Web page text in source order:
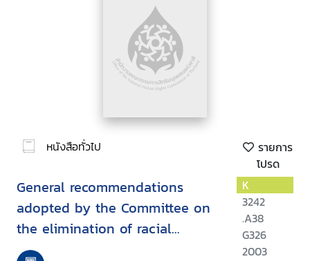
หนังสือทั่วไป
รายการ
โปรด
General recommendations
adopted by the Committee on
the elimination of racial
discrimination
K
3242
.A38
G326
2003